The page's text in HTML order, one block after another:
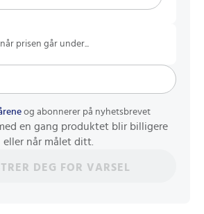
prisen går under...
og abonnerer på nyhetsbrevet
en gang produktet blir billigere
eller når målet ditt.
DEG FOR VARSEL